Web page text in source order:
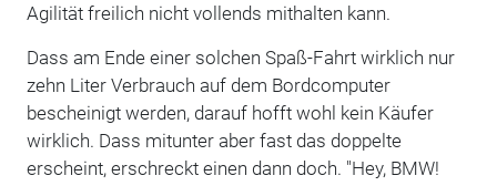
Agilität freilich nicht vollends mithalten kann.
Dass am Ende einer solchen Spaß-Fahrt wirklich nur
zehn Liter Verbrauch auf dem Bordcomputer
bescheinigt werden, darauf hofft wohl kein Käufer
wirklich. Dass mitunter aber fast das doppelte
erscheint, erschreckt einen dann doch. "Hey, BMW!